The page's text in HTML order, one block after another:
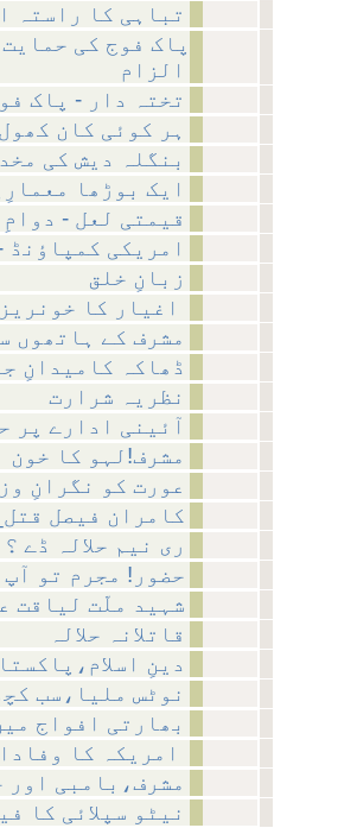
تباہی کا راستہ
پاک فوج کی
الزام
تختہ دار - پاک
ہر کوئی کان
بنگلہ دیش کی
ایک بوڑھا
قیمتی لعل -
امریکی کمپاؤنڈ
زبانِ خلق
مشرف کے ہاتھوں
ڈھاکہ کامیدانِ
نظریہ شرارت
آئینی ادارے پر
مشرف!لہو کا خون
عورت کو نگرانِ
کامران فیصل
ری نیم حلالہ ڈے ؟
حضور! مجرم تو
شہید ملّت لیاقت
قاتلانہ حلالہ
دینِ
نوٹس ملیا،سب
بھارتی افواج
مشرف،بامبی اور
نیٹو سپلائی کا